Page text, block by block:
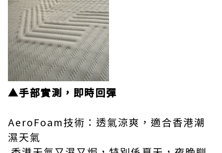
▲手部實測，即時回彈
AeroFoam技術：透氣涼爽，適合香港潮
濕天氣